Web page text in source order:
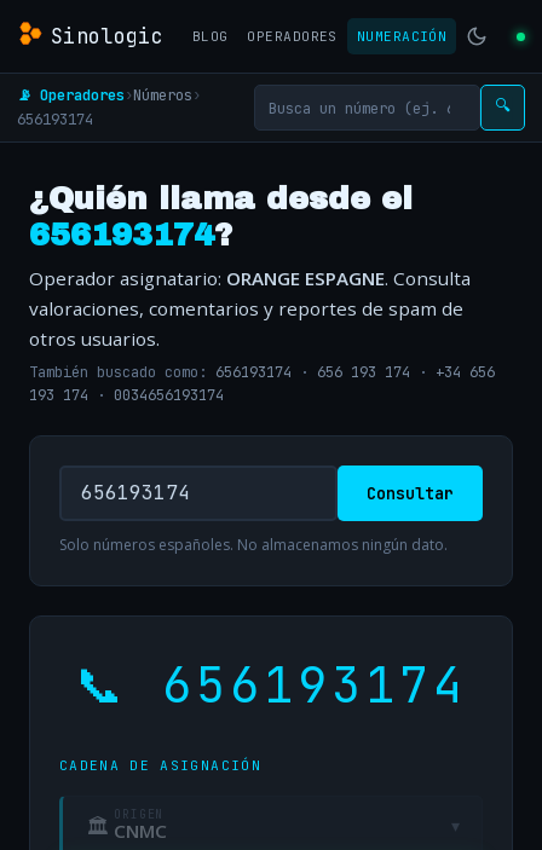
Sinologic BLOG OPERADORES NUMERACIÓN
📡 Operadores›Números›
656193174
🔍
¿Quién llama desde el
656193174?
Operador asignatario: ORANGE ESPAGNE. Consulta
valoraciones, comentarios y reportes de spam de
otros usuarios.
También buscado como: 656193174 · 656 193 174 · +34 656
193 174 · 0034656193174
Consultar
Solo números españoles. No almacenamos ningún dato.
📞 656193174
CADENA DE ASIGNACIÓN
🏛 ORIGEN
CNMC ▾